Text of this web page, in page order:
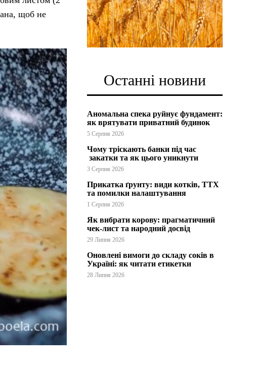
щоб не
Останні новини
Аномальна спека руйнує фундамент:
як врятувати приватний будинок
5 Серпня 2026
Чому тріскають банки під час
закатки та як цього уникнути
3 Серпня 2026
Прикатка ґрунту: види котків, ТТХ
та помилки налаштування
1 Серпня 2026
Як вибрати корову: прагматичний
чек-лист та народний досвід
29 Липня 2026
Оновлені вимоги до складу соків в
Україні: як читати етикетки
28 Липня 2026